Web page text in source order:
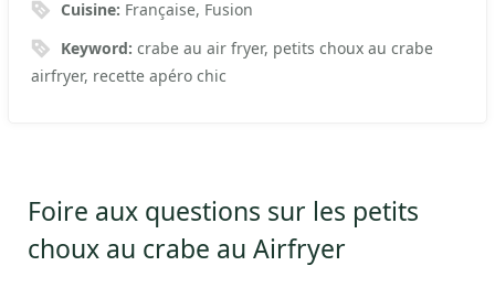
Cuisine: Française, Fusion
Keyword:crabe au air fryer, petits choux au crabe
airfryer, recette apéro chic
Foire aux questions sur les petits
choux au crabe au Airfryer